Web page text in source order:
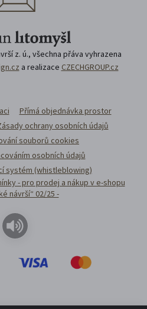
z. ú., všechna přáva vyhrazena
a realizace CZECHGROUP.cz
Přímá objednávka prostor
ochrany osobních údajů
souborů cookies
osobních údajů
systém (whistleblowing)
- pro prodej a nákup v e-shopu
návrší“ 02/25 -